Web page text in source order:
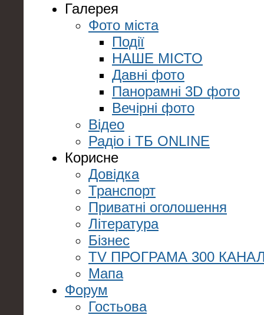
Галерея
Фото міста
Події
НАШЕ МІСТО
Давні фото
Панорамні 3D фото
Вечірні фото
Відео
Радіо і ТБ ONLINE
Корисне
Довідка
Транспорт
Приватні оголошення
Література
Бізнес
TV ПРОГРАМА 300
Мапа
Форум
Гостьова